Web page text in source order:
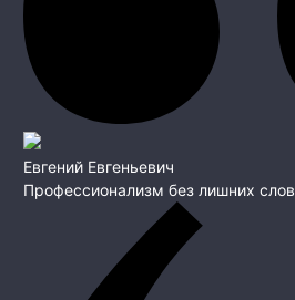
Евгений Евгеньевич
Профессионализм без лишних слов